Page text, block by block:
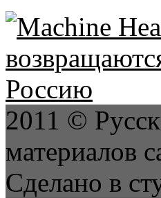
2011 ©
материалов
Сделано в